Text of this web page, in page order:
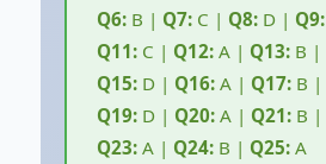
Q6: B | Q7: C | Q8: D | Q9:
Q11: C | Q12: A | Q13: B |
Q15: D | Q16: A | Q17: B |
Q19: D | Q20: A | Q21: B |
Q23: A | Q24: B | Q25: A